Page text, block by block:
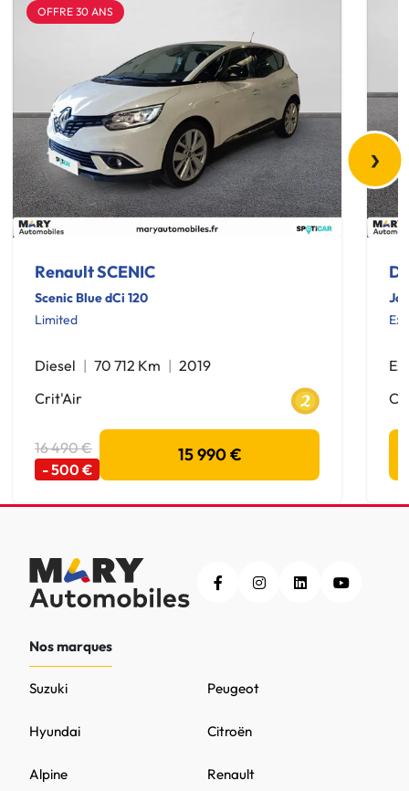
OFFRE 30 ANS
Renault SCENIC
Scenic Blue dCi 120
Limited
Diesel 70 712 Km
2019
Crit'Air
16 490 €
- 500 €
15 990 €
›
Nos marques
Peugeot
Citroën
Renault
Hyundai
Alpine
Suzuki